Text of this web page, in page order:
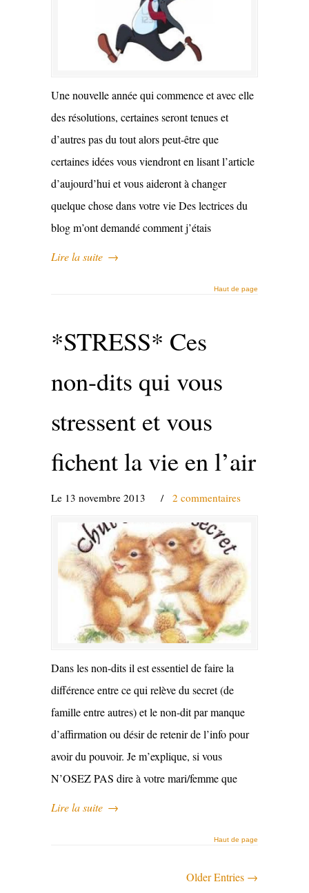
Une nouvelle année qui commence et avec elle
des résolutions, certaines seront tenues et
d’autres pas du tout alors peut-être que
certaines idées vous viendront en lisant l’article
d’aujourd’hui et vous aideront à changer
quelque chose dans votre vie Des lectrices du
blog m’ont demandé comment j’étais
Lire la suite →
Haut de page
*STRESS* Ces
non-dits qui vous
stressent et vous
fichent la vie en l’air
Le 13 novembre 2013 / 2 commentaires
Dans les non-dits il est essentiel de faire la
différence entre ce qui relève du secret (de
famille entre autres) et le non-dit par manque
d’affirmation ou désir de retenir de l’info pour
avoir du pouvoir. Je m’explique, si vous
N’OSEZ PAS dire à votre mari/femme que
Lire la suite →
Haut de page
Older Entries →